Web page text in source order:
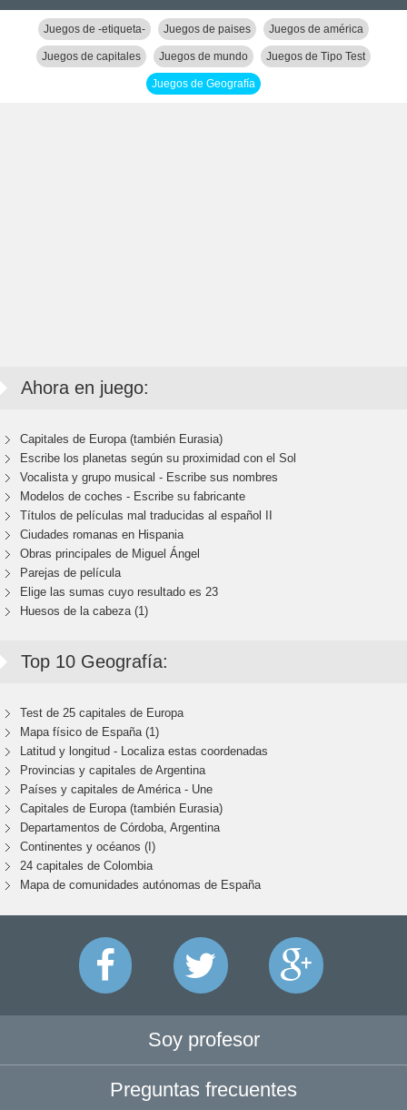
Juegos de -etiqueta- Juegos de paises Juegos de américa
Juegos de capitales Juegos de mundo Juegos de Tipo Test
Juegos de Geografía
Ahora en juego:
Capitales de Europa (también Eurasia)
Escribe los planetas según su proximidad con el Sol
Vocalista y grupo musical - Escribe sus nombres
Modelos de coches - Escribe su fabricante
Títulos de películas mal traducidas al español II
Ciudades romanas en Hispania
Obras principales de Miguel Ángel
Parejas de película
Elige las sumas cuyo resultado es 23
Huesos de la cabeza (1)
Top 10 Geografía:
Test de 25 capitales de Europa
Mapa físico de España (1)
Latitud y longitud - Localiza estas coordenadas
Provincias y capitales de Argentina
Países y capitales de América - Une
Capitales de Europa (también Eurasia)
Departamentos de Córdoba, Argentina
Continentes y océanos (I)
24 capitales de Colombia
Mapa de comunidades autónomas de España
Soy profesor
Preguntas frecuentes